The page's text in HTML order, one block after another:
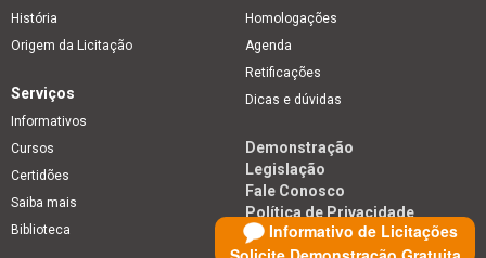
Informativo de Licitações
História
Origem da Licitação
Homologações
Agenda
Retificações
Dicas e dúvidas
Serviços
Informativos
Cursos
Certidões
Saiba mais
Biblioteca
Demonstração
Legislação
Fale Conosco
Política de Privacidade